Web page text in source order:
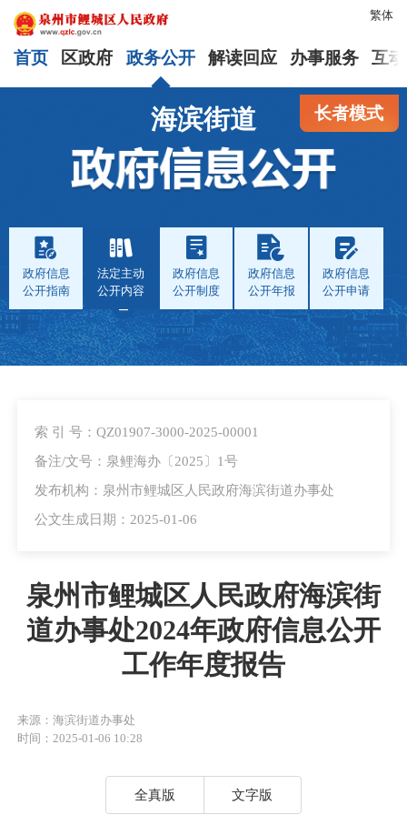
繁体
首页 区政府 政务公开 解读回应 办事服务 互
长者模式
海滨街道
政府信息
公开指南
法定主动
公开内容
政府信息
公开制度
政府信息
公开年报
政府信息
公开申请
索 引 号：QZ01907-3000-2025-00001
备注/文号：泉鲤海办〔2025〕1号
发布机构：泉州市鲤城区人民政府海滨街道办事处
公文生成日期：2025-01-06
泉州市鲤城区人民政府海滨街
道办事处2024年政府信息公开
工作年度报告
来源：海滨街道办事处
时间：2025-01-06 10:28
全真版 文字版